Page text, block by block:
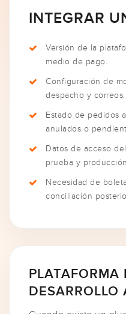
INTEGRAR
Versión de la
medio de pago.
Configuración de
despacho y correos.
Estado de pedidos
anulados o
Datos de acceso
prueba y
Necesidad de
conciliación
PLATAFORMA
DESARROLLO